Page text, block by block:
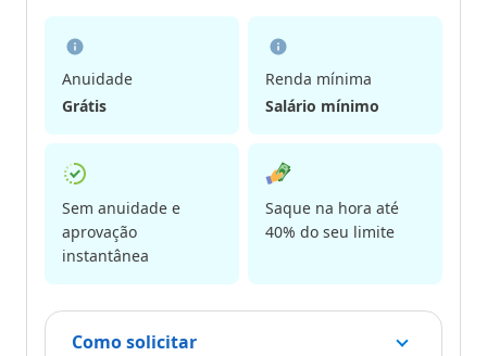
Anuidade
Grátis
Renda mínima
Salário mínimo
Sem anuidade e
aprovação
instantânea
Saque na hora até
40% do seu limite
Como solicitar